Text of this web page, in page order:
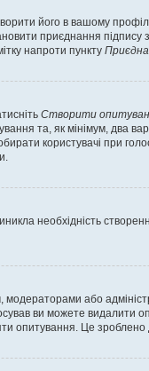
його в вашому
приєднання підпису
напроти пункту
Створити
та, як мінімум, два
обирати користувачі
необхідність
модераторами або
ви можете видалити
Це зроблено